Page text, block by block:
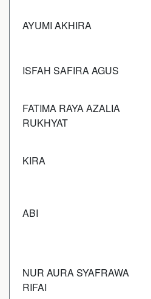
AYUMI AKHIRA
ISFAH SAFIRA AGUS
FATIMA RAYA AZALIA
RUKHYAT
KIRA
ABI
NUR AURA SYAFRAWA
RIFAI